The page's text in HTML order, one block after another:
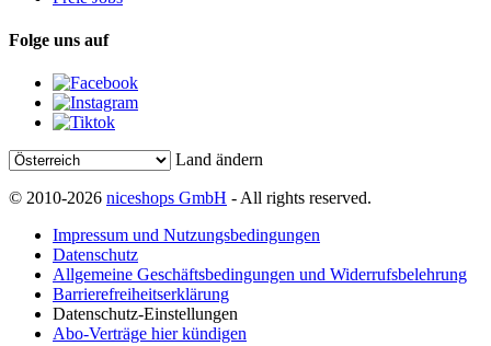
Folge uns auf
Land ändern
© 2010-2026 niceshops GmbH - All rights reserved.
Impressum und Nutzungsbedingungen
Datenschutz
Allgemeine Geschäftsbedingungen und Widerrufsbelehrung
Barrierefreiheitserklärung
Datenschutz-Einstellungen
Abo-Verträge hier kündigen